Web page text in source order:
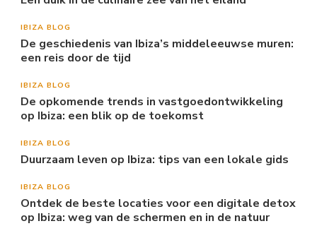
IBIZA BLOG
De geschiedenis van Ibiza’s middeleeuwse muren:
een reis door de tijd
IBIZA BLOG
De opkomende trends in vastgoedontwikkeling
op Ibiza: een blik op de toekomst
IBIZA BLOG
Duurzaam leven op Ibiza: tips van een lokale gids
IBIZA BLOG
Ontdek de beste locaties voor een digitale detox
op Ibiza: weg van de schermen en in de natuur